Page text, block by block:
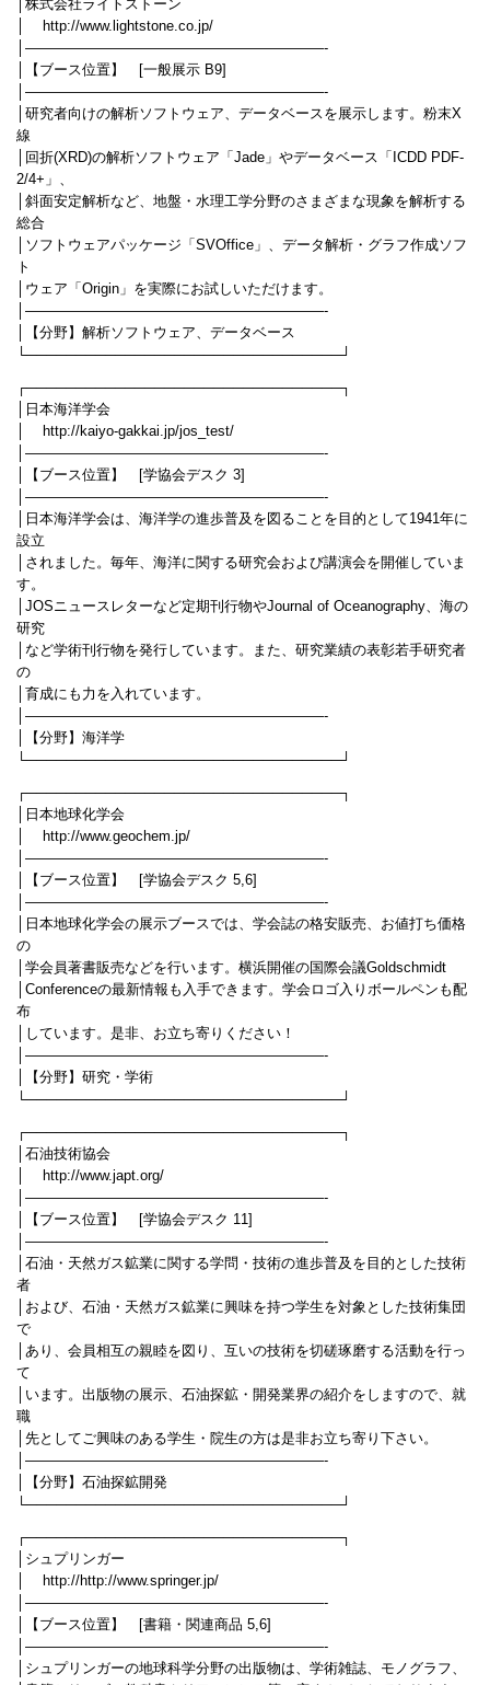
│株式会社ライトストーン
│ http://www.lightstone.co.jp/
│—————————————————————-
│【ブース位置】 [一般展示 B9]
│—————————————————————-
│研究者向けの解析ソフトウェア、データベースを展示します。粉末X
線
│回折(XRD)の解析ソフトウェア「Jade」やデータベース「ICDD PDF-
2/4+」、
│斜面安定解析など、地盤・水理工学分野のさまざまな現象を解析する
総合
│ソフトウェアパッケージ「SVOffice」、データ解析・グラフ作成ソフ
ト
│ウェア「Origin」を実際にお試しいただけます。
│—————————————————————-
│【分野】解析ソフトウェア、データベース
└────────────────────────────────┘
┌────────────────────────────────┐
│日本海洋学会
│ http://kaiyo-gakkai.jp/jos_test/
│—————————————————————-
│【ブース位置】 [学協会デスク 3]
│—————————————————————-
│日本海洋学会は、海洋学の進歩普及を図ることを目的として1941年に
設立
│されました。毎年、海洋に関する研究会および講演会を開催していま
す。
│JOSニュースレターなど定期刊行物やJournal of Oceanography、海の
研究
│など学術刊行物を発行しています。また、研究業績の表彰若手研究者
の
│育成にも力を入れています。
│—————————————————————-
│【分野】海洋学
└────────────────────────────────┘
┌────────────────────────────────┐
│日本地球化学会
│ http://www.geochem.jp/
│—————————————————————-
│【ブース位置】 [学協会デスク 5,6]
│—————————————————————-
│日本地球化学会の展示ブースでは、学会誌の格安販売、お値打ち価格
の
│学会員著書販売などを行います。横浜開催の国際会議Goldschmidt
│Conferenceの最新情報も入手できます。学会ロゴ入りボールペンも配
布
│しています。是非、お立ち寄りください！
│—————————————————————-
│【分野】研究・学術
└────────────────────────────────┘
┌────────────────────────────────┐
│石油技術協会
│ http://www.japt.org/
│—————————————————————-
│【ブース位置】 [学協会デスク 11]
│—————————————————————-
│石油・天然ガス鉱業に関する学問・技術の進歩普及を目的とした技術
者
│および、石油・天然ガス鉱業に興味を持つ学生を対象とした技術集団
で
│あり、会員相互の親睦を図り、互いの技術を切磋琢磨する活動を行っ
て
│います。出版物の展示、石油探鉱・開発業界の紹介をしますので、就
職
│先としてご興味のある学生・院生の方は是非お立ち寄り下さい。
│—————————————————————-
│【分野】石油探鉱開発
└────────────────────────────────┘
┌────────────────────────────────┐
│シュプリンガー
│ http://http://www.springer.jp/
│—————————————————————-
│【ブース位置】 [書籍・関連商品 5,6]
│—————————————————————-
│シュプリンガーの地球科学分野の出版物は、学術雑誌、モノグラフ、